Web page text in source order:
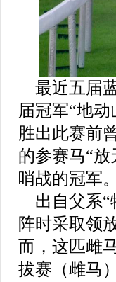
最近五届
届冠军“地
胜出此赛前
的参赛马“
哨战的冠军。
出自父系“
阵时采取领
而，这匹雌
拔赛（雌马